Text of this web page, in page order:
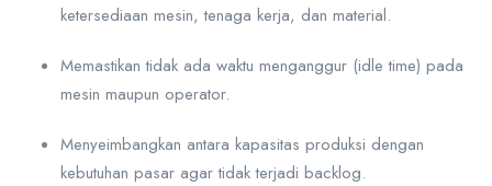
ketersediaan mesin, tenaga kerja, dan material.
Memastikan tidak ada waktu menganggur (idle time) pada
mesin maupun operator.
Menyeimbangkan antara kapasitas produksi dengan
kebutuhan pasar agar tidak terjadi backlog.